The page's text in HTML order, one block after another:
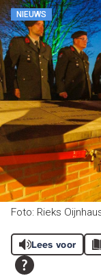
NIEUWS
Foto: Rieks
Lees voor